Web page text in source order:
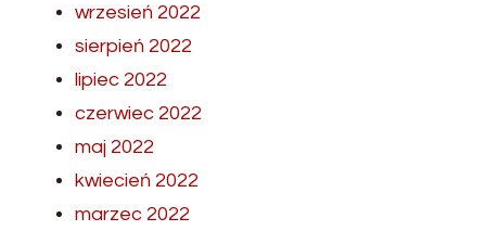
wrzesień 2022
sierpień 2022
lipiec 2022
czerwiec 2022
maj 2022
kwiecień 2022
marzec 2022